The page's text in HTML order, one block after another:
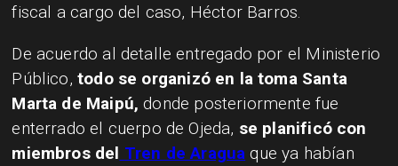
fiscal a cargo del caso, Héctor Barros.
De acuerdo al detalle entregado por el Ministerio
Público, todo se organizó en la toma Santa
Marta de Maipú, donde posteriormente fue
enterrado el cuerpo de Ojeda, se planificó con
miembros del Tren de Aragua que ya habían